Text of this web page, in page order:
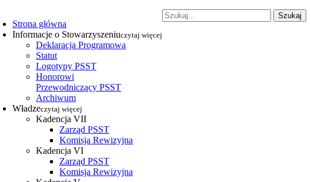
Szukaj
Strona główna
Informacje o Stowarzyszeniuczytaj więcej
Deklaracja Programowa
Statut
Logotypy PSST
Honorowi
Przewodniczący PSST
Archiwum
Władzeczytaj więcej
Kadencja VII
Zarząd PSST
Komisja Rewizyjna
Kadencja VI
Zarząd PSST
Komisja Rewizyjna